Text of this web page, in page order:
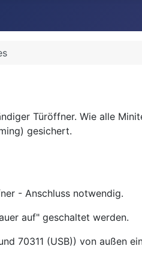
Türöffner. Wie alle
gesichert.
- Anschluss notwendig.
auf" geschaltet werden.
70311 (USB)) von außen